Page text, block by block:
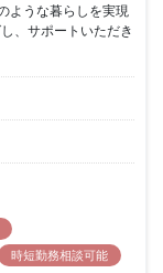
ような暮らしを実現
、サポートいただき
時短勤務相談可能